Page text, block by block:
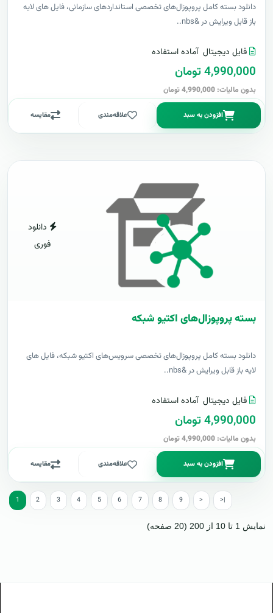
دانلود بسته کامل پروپوزال‌های تخصصی استانداردهای سازمانی، فایل های لایه
باز قابل ویرایش در &nbs..
فایل دیجیتال آماده استفاده
4,990,000 تومان
بدون مالیات: 4,990,000 تومان
افزودن به سبد علاقه‌مندی مقایسه
دانلود
فوری
بسته پروپوزال‌های اکتیو شبکه
دانلود بسته کامل پروپوزال‌های تخصصی سرویس‌های اکتیو شبکه، فایل های
لایه باز قابل ویرایش در &nbs..
فایل دیجیتال آماده استفاده
4,990,000 تومان
بدون مالیات: 4,990,000 تومان
افزودن به سبد علاقه‌مندی مقایسه
1 2 3 4 5 6 7 8 9 > >|
نمایش 1 تا 10 از 200 (20 صفحه)